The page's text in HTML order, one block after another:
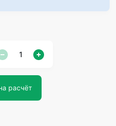
Добавить в заявку на расчёт